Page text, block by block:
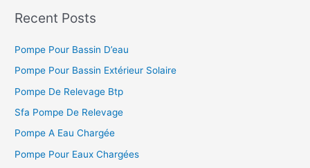
h
r
c
h
:
Recent Posts
Pompe Pour Bassin D’eau
Pompe Pour Bassin Extérieur Solaire
Pompe De Relevage Btp
Sfa Pompe De Relevage
Pompe A Eau Chargée
Pompe Pour Eaux Chargées